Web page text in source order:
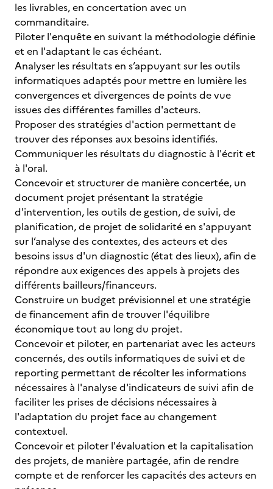
les livrables, en concertation avec un
commanditaire.
Piloter l'enquête en suivant la méthodologie définie
et en l'adaptant le cas échéant.
Analyser les résultats en s’appuyant sur les outils
informatiques adaptés pour mettre en lumière les
convergences et divergences de points de vue
issues des différentes familles d'acteurs.
Proposer des stratégies d'action permettant de
trouver des réponses aux besoins identifiés.
Communiquer les résultats du diagnostic à l'écrit et
à l'oral.
Concevoir et structurer de manière concertée, un
document projet présentant la stratégie
d'intervention, les outils de gestion, de suivi, de
planification, de projet de solidarité en s'appuyant
sur l’analyse des contextes, des acteurs et des
besoins issus d'un diagnostic (état des lieux), afin de
répondre aux exigences des appels à projets des
différents bailleurs/financeurs.
Construire un budget prévisionnel et une stratégie
de financement afin de trouver l'équilibre
économique tout au long du projet.
Concevoir et piloter, en partenariat avec les acteurs
concernés, des outils informatiques de suivi et de
reporting permettant de récolter les informations
nécessaires à l'analyse d'indicateurs de suivi afin de
faciliter les prises de décisions nécessaires à
l'adaptation du projet face au changement
contextuel.
Concevoir et piloter l'évaluation et la capitalisation
des projets, de manière partagée, afin de rendre
compte et de renforcer les capacités des acteurs en